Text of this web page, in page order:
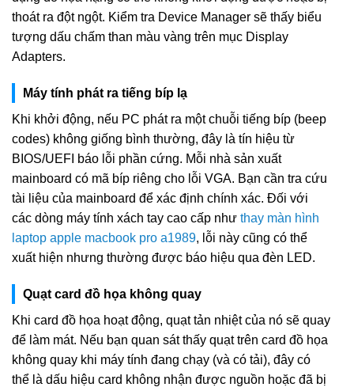
thoát ra đột ngột. Kiểm tra Device Manager sẽ thấy biểu
tượng dấu chấm than màu vàng trên mục Display
Adapters.
Máy tính phát ra tiếng bíp lạ
Khi khởi động, nếu PC phát ra một chuỗi tiếng bíp (beep
codes) không giống bình thường, đây là tín hiệu từ
BIOS/UEFI báo lỗi phần cứng. Mỗi nhà sản xuất
mainboard có mã bíp riêng cho lỗi VGA. Bạn cần tra cứu
tài liệu của mainboard để xác định chính xác. Đối với
các dòng máy tính xách tay cao cấp như thay màn hình
laptop apple macbook pro a1989, lỗi này cũng có thể
xuất hiện nhưng thường được báo hiệu qua đèn LED.
Quạt card đồ họa không quay
Khi card đồ họa hoạt động, quạt tản nhiệt của nó sẽ quay
để làm mát. Nếu bạn quan sát thấy quạt trên card đồ họa
không quay khi máy tính đang chạy (và có tải), đây có
thể là dấu hiệu card không nhận được nguồn hoặc đã bị